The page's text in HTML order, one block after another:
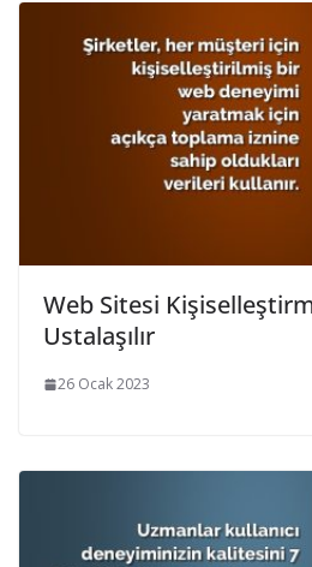
Web Sitesi
Ustalaşılır
26 Ocak 2023